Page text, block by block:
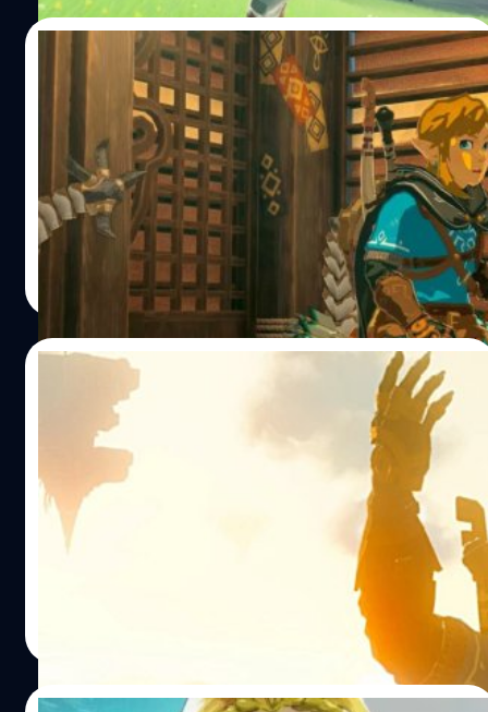
ปู่นินอัปเดต Zelda Tears of the Kingdom
แก้ Bug เพิ่มไอเทมได้ไม่จำกัด
ปู่นินได้ออกตัวอัปเดต 1.1.2 เพื่อแก้ไขข้อผิดพลาดหลายส่วน
ของเกม The Legend of Zelda: Tears of the Kingdom
วงศกร ปฐมชัยวัฒน์| 1162 days ago
02/06/2023
ผู้สร้างบอกสาเหตุที่ Zelda: Tears of the
Kingdom เลื่อนวางขาย 1 ปีเพราะระบบ ฟิสิกส์
โปรดิวเซอร์ของ Zelda: Tears of the Kingdom ได้ออกมาให้
สัมภาษณ์กับ The Washington Post ว่าเกมประสบปัญหาการ
สร้างล่าช้ากว่าที่กำหนดไว้